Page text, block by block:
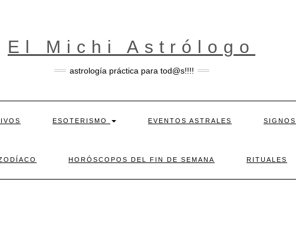
El Michi Astrólogo
astrología práctica para tod@s!!!!
ESOTERISMO EVENTOS ASTRALES SIGNOS
HORÓSCOPOS DEL FIN DE SEMANA RITUALES